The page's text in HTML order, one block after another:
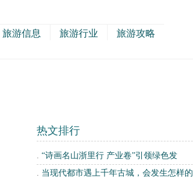
旅游信息 旅游行业 旅游攻略
热文排行
. “诗画名山浙里行 产业卷”引领绿色发
. 当现代都市遇上千年古城，会发生怎样的